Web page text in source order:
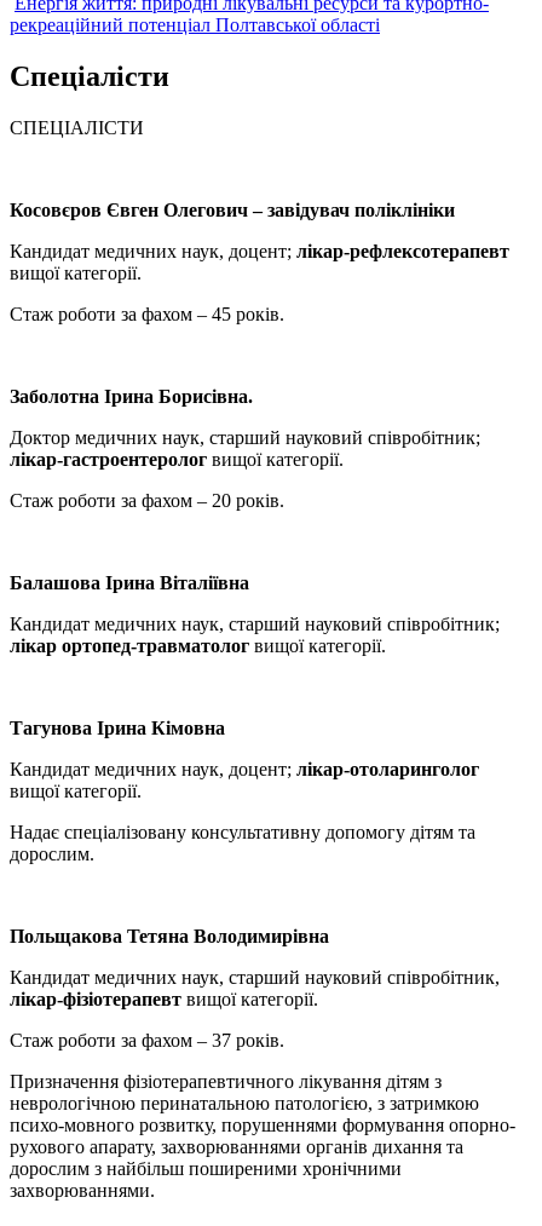
рекреаційний потенціал Полтавської області
Спеціалісти
СПЕЦІАЛІСТИ
Косовєров Євген Олегович–завідувач поліклініки
Кандидат медичних наук, доцент; лікар-рефлексотерапевт
вищої категорії.
Стаж роботи за фахом – 45 років.
Заболотна Ірина Борисівна.
Доктор медичних наук, старший науковий співробітник;
лікар-гастроентеролог вищої категорії.
Стаж роботи за фахом – 20 років.
Балашова Ірина Віталіївна
Кандидат медичних наук, старший науковий співробітник;
лікар ортопед-травматолог вищої категорії.
Тагунова Ірина Кімовна
Кандидат медичних наук, доцент; лікар-отоларинголог
вищої категорії.
Надає спеціалізовану консультативну допомогу дітям та
дорослим.
Польщакова Тетяна Володимирівна
Кандидат медичних наук, старший науковий співробітник,
лікар-фізіотерапевт вищої категорії.
Стаж роботи за фахом – 37 років.
Призначення фізіотерапевтичного лікування дітям з
неврологічною перинатальною патологією, з затримкою
психо-мовного розвитку, порушеннями формування опорно-
рухового апарату, захворюваннями органів дихання та
дорослим з найбільш поширеними хронічними
захворюваннями.